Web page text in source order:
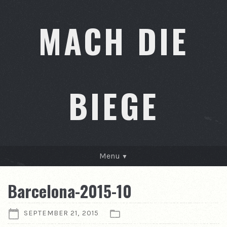
MACH DIE
BIEGE
Menu
KONTAKT
ÜBER MICH
Barcelona-2015-10
SEPTEMBER 21, 2015